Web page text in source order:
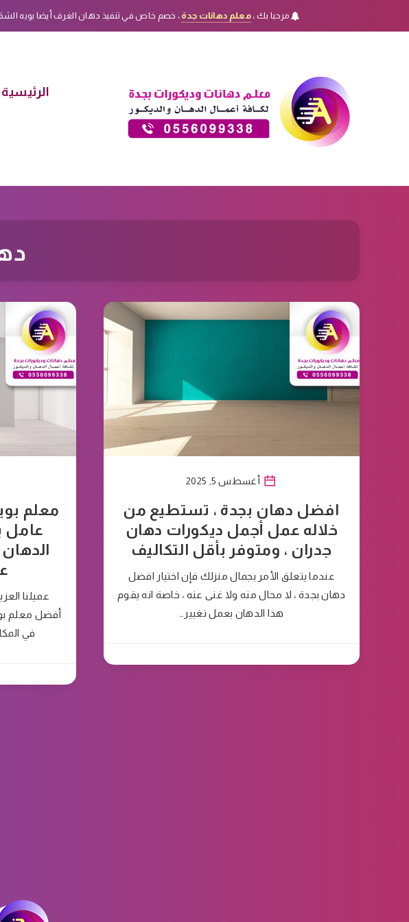
مرحبا بك ،معلم دهانات جدة ، خصم خاص في تنفيذ دهان الغرف أيضا بويه
الرئيسية
أغسطس 5, 2025
افضل دهان بجدة ، تستطيع من
خلاله عمل أجمل ديكورات دهان
جدران ، ومتوفر بأقل التكاليف
عندما يتعلق الأمر بجمال منزلك فإن اختيار افضل
دهان بجدة ، لا محال منه ولا غنى عنه ، خاصة انه يقوم
هذا الدهان بعمل تغيير…
عامل
عميلنا
أفضل معلم
في